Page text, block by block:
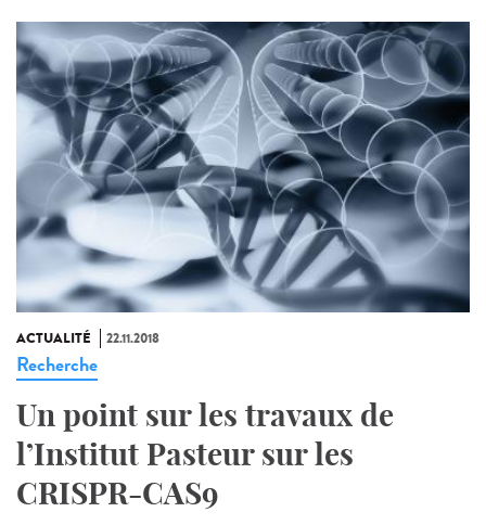
ACTUALITÉ 22.11.2018
Recherche
Un point sur les travaux de
l’Institut Pasteur sur les
CRISPR-CAS9